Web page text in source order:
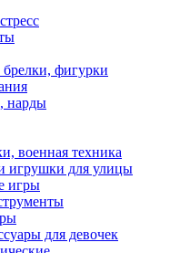
фигурки
нарды
военная техника
игрушки для улицы
игры
для девочек